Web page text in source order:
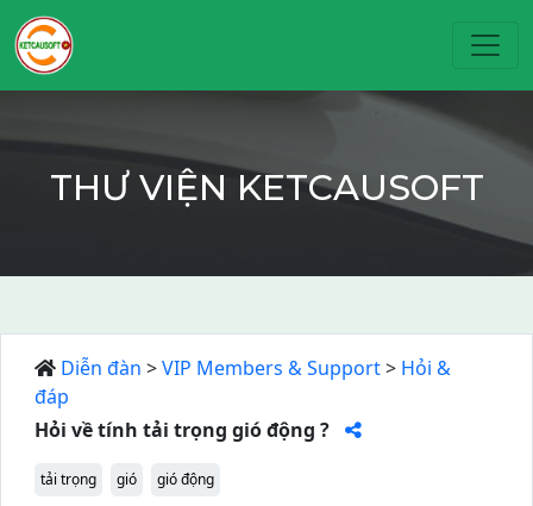
THƯ VIỆN KETCAUSOFT
Diễn đàn >VIP Members & Support> Hỏi &
đáp
Hỏi về tính tải trọng gió động ?
tải trọng gió gió động